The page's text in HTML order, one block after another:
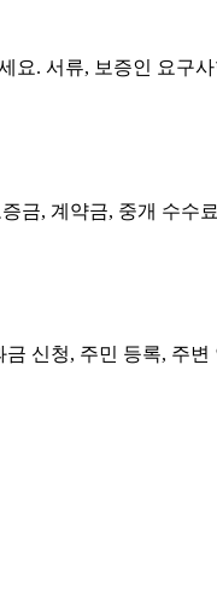
요. 서류, 보증인 요구
금, 계약금, 중개 수수
신청, 주민 등록, 주